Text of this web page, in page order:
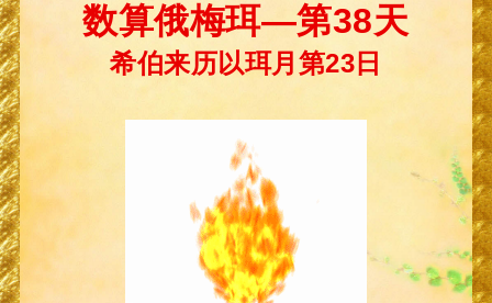
数算俄梅珥—第38天
希伯来历以珥月第23日